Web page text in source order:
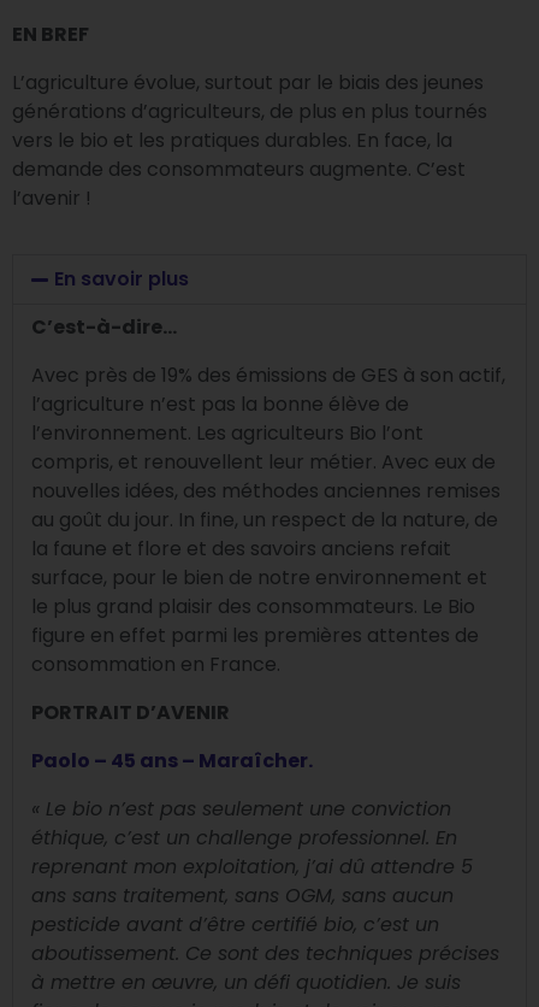
EN BREF
L’agriculture évolue, surtout par le biais des jeunes
générations d’agriculteurs, de plus en plus tournés
vers le bio et les pratiques durables. En face, la
demande des consommateurs augmente. C’est
l’avenir !
En savoir plus
C’est-à-dire…
Avec près de 19% des émissions de GES à son actif,
l’agriculture n’est pas la bonne élève de
l’environnement. Les agriculteurs Bio l’ont
compris, et renouvellent leur métier. Avec eux de
nouvelles idées, des méthodes anciennes remises
au goût du jour. In fine, un respect de la nature, de
la faune et flore et des savoirs anciens refait
surface, pour le bien de notre environnement et
le plus grand plaisir des consommateurs. Le Bio
figure en effet parmi les premières attentes de
consommation en France.
PORTRAIT D’AVENIR
Paolo – 45 ans – Maraîcher.
« Le bio n’est pas seulement une conviction
éthique, c’est un challenge professionnel. En
reprenant mon exploitation, j’ai dû attendre 5
ans sans traitement, sans OGM, sans aucun
pesticide avant d’être certifié bio, c’est un
aboutissement. Ce sont des techniques précises
à mettre en œuvre, un défi quotidien. Je suis